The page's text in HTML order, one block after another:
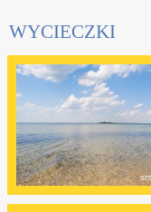
WYCIECZKI